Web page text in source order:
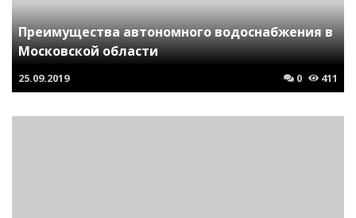
Преимущества автономного водоснабжения в
Московской области
25.09.2019 0 411